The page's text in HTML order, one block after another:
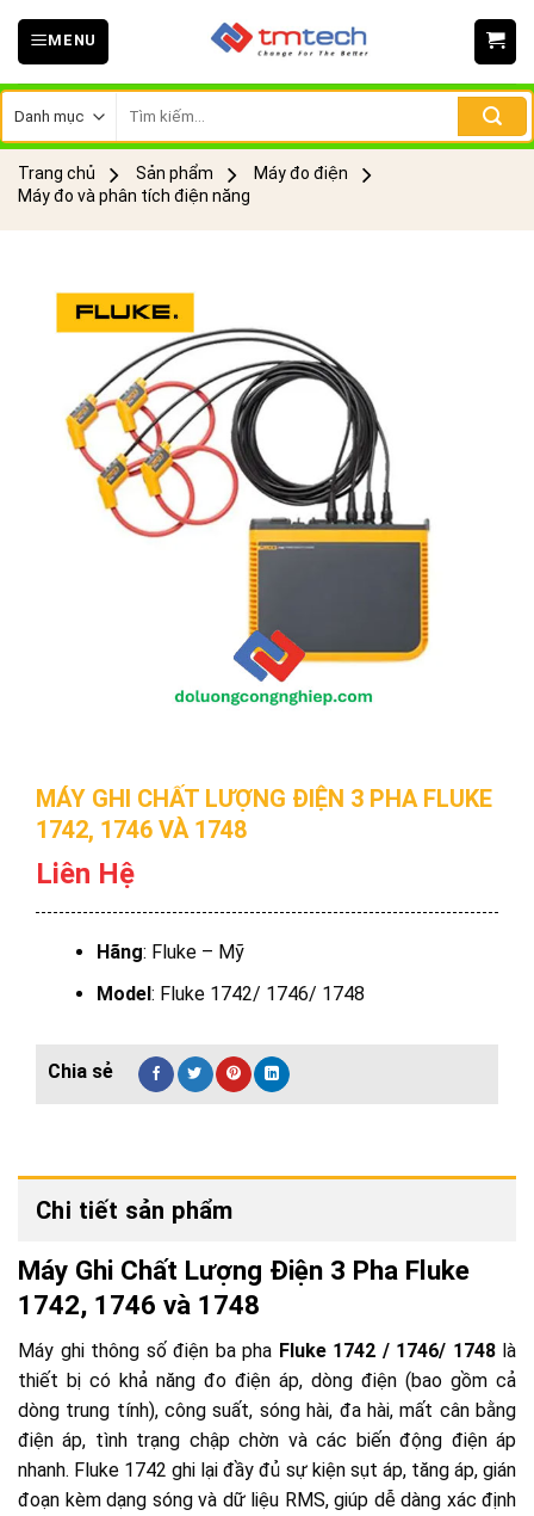
Skip
MENU
kiếm:
Trang chủ Sản phẩm
Máy đo điện
Máy đo và phân tích điện năng
MÁY GHI CHẤT LƯỢNG ĐIỆN 3 PHA FLUKE
1742, 1746 VÀ 1748
Liên Hệ
Hãng: Fluke – Mỹ
Model: Fluke 1742/ 1746/ 1748
Chi tiết sản phẩm
Máy Ghi Chất Lượng Điện 3 Pha Fluke
1742, 1746 và 1748
Máy ghi thông số điện ba pha Fluke 1742 / 1746/ 1748là
thiết bị có khả năng đo điện áp, dòng điện (bao gồm cả
dòng trung tính), công suất, sóng hài, đa hài, mất cân bằng
điện áp, tình trạng chập chờn và các biến động điện áp
nhanh. Fluke 1742 ghi lại đầy đủ sự kiện sụt áp, tăng áp, gián
đoạn kèm dạng sóng và dữ liệu RMS, giúp dễ dàng xác định